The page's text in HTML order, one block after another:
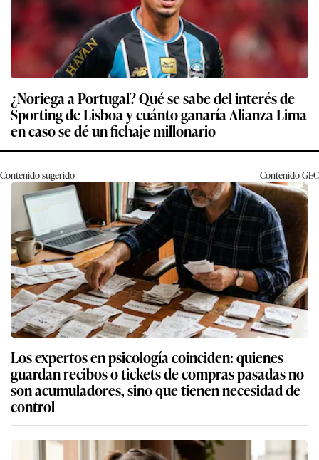
¿Noriega a Portugal? Qué se sabe del interés de
Sporting de Lisboa y cuánto ganaría Alianza Lima
en caso se dé un fichaje millonario
Contenido sugerido ContenidoGEC
Los expertos en psicología coinciden: quienes
guardan recibos o tickets de compras pasadas no
son acumuladores, sino que tienen necesidad de
control